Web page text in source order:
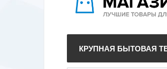
КРУПНАЯ БЫТОВАЯ